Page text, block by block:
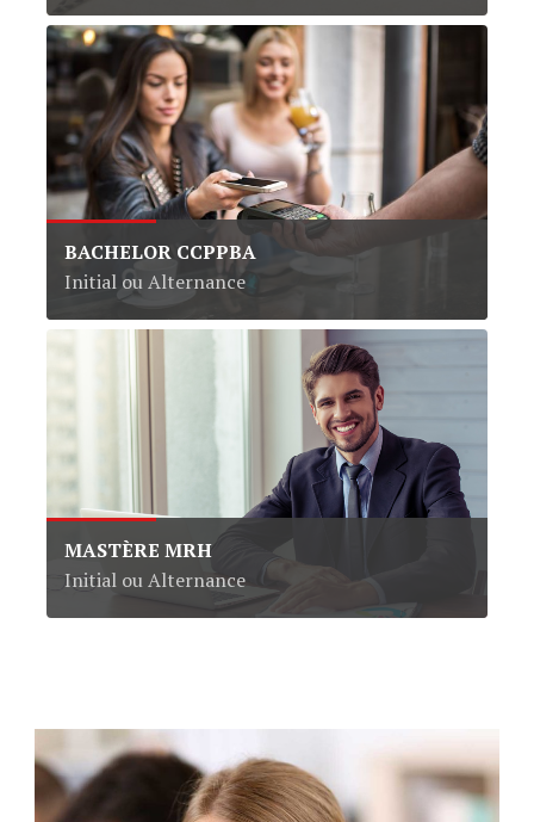
BACHELOR CCPPBA
Initial ou Alternance
MASTÈRE MRH
Initial ou Alternance